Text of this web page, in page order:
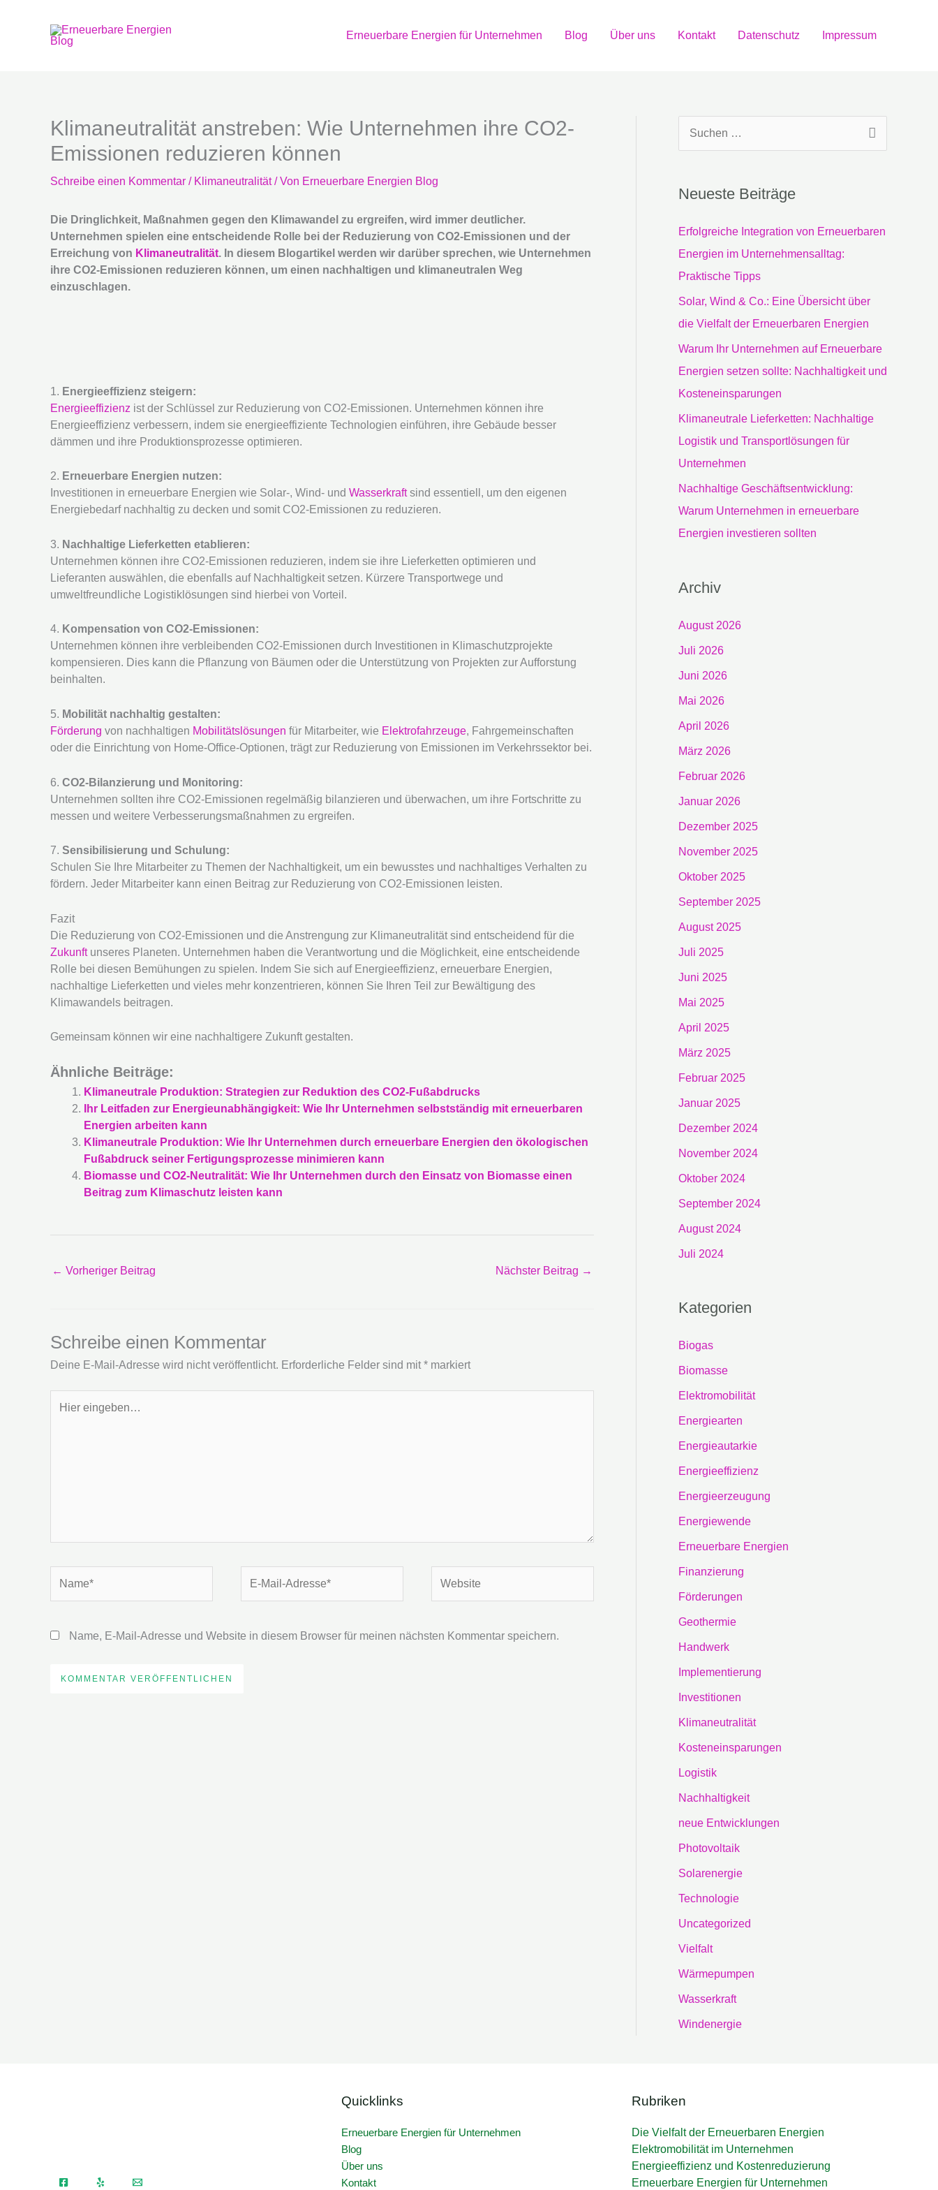
Erneuerbare Energien für Unternehmen Blog Über uns Kontakt Datenschutz Impressum
Klimaneutralität anstreben: Wie Unternehmen ihre CO2-
Emissionen reduzieren können
Schreibe einen Kommentar / Klimaneutralität/ Von Erneuerbare Energien Blog
Die Dringlichkeit, Maßnahmen gegen den Klimawandel zu ergreifen, wird immer deutlicher.
Unternehmen spielen eine entscheidende Rolle bei der Reduzierung von CO2-Emissionen und der
Erreichung von Klimaneutralität. In diesem Blogartikel werden wir darüber sprechen, wie Unternehmen
ihre CO2-Emissionen reduzieren können, um einen nachhaltigen und klimaneutralen Weg
einzuschlagen.
1. Energieeffizienz steigern:
Energieeffizienz ist der Schlüssel zur Reduzierung von CO2-Emissionen. Unternehmen können ihre
Energieeffizienz verbessern, indem sie energieeffiziente Technologien einführen, ihre Gebäude besser
dämmen und ihre Produktionsprozesse optimieren.
2. Erneuerbare Energien nutzen:
Investitionen in erneuerbare Energien wie Solar-, Wind- und Wasserkraftsind essentiell, um den eigenen
Energiebedarf nachhaltig zu decken und somit CO2-Emissionen zu reduzieren.
3. Nachhaltige Lieferketten etablieren:
Unternehmen können ihre CO2-Emissionen reduzieren, indem sie ihre Lieferketten optimieren und
Lieferanten auswählen, die ebenfalls auf Nachhaltigkeit setzen. Kürzere Transportwege und
umweltfreundliche Logistiklösungen sind hierbei von Vorteil.
4. Kompensation von CO2-Emissionen:
Unternehmen können ihre verbleibenden CO2-Emissionen durch Investitionen in Klimaschutzprojekte
kompensieren. Dies kann die Pflanzung von Bäumen oder die Unterstützung von Projekten zur Aufforstung
beinhalten.
5. Mobilität nachhaltig gestalten:
Förderung von nachhaltigen Mobilitätslösungen für Mitarbeiter, wie Elektrofahrzeuge, Fahrgemeinschaften
oder die Einrichtung von Home-Office-Optionen, trägt zur Reduzierung von Emissionen im Verkehrssektor bei.
6. CO2-Bilanzierung und Monitoring:
Unternehmen sollten ihre CO2-Emissionen regelmäßig bilanzieren und überwachen, um ihre Fortschritte zu
messen und weitere Verbesserungsmaßnahmen zu ergreifen.
7. Sensibilisierung und Schulung:
Schulen Sie Ihre Mitarbeiter zu Themen der Nachhaltigkeit, um ein bewusstes und nachhaltiges Verhalten zu
fördern. Jeder Mitarbeiter kann einen Beitrag zur Reduzierung von CO2-Emissionen leisten.
Fazit
Die Reduzierung von CO2-Emissionen und die Anstrengung zur Klimaneutralität sind entscheidend für die
Zukunftunseres Planeten. Unternehmen haben die Verantwortung und die Möglichkeit, eine entscheidende
Rolle bei diesen Bemühungen zu spielen. Indem Sie sich auf Energieeffizienz, erneuerbare Energien,
nachhaltige Lieferketten und vieles mehr konzentrieren, können Sie Ihren Teil zur Bewältigung des
Klimawandels beitragen.
Gemeinsam können wir eine nachhaltigere Zukunft gestalten.
Ähnliche Beiträge:
Klimaneutrale Produktion: Strategien zur Reduktion des CO2-Fußabdrucks
Ihr Leitfaden zur Energieunabhängigkeit: Wie Ihr Unternehmen selbstständig mit erneuerbaren
Energien arbeiten kann
Klimaneutrale Produktion: Wie Ihr Unternehmen durch erneuerbare Energien den ökologischen
Fußabdruck seiner Fertigungsprozesse minimieren kann
Biomasse und CO2-Neutralität: Wie Ihr Unternehmen durch den Einsatz von Biomasse einen
Beitrag zum Klimaschutz leisten kann
← Vorheriger Beitrag Nächster Beitrag →
Schreibe einen Kommentar
Deine E-Mail-Adresse wird nicht veröffentlicht. Erforderliche Felder sind mit * markiert
eingeben…
Mail-
Name, E-Mail-Adresse und Website in diesem Browser für meinen nächsten Kommentar speichern.
e
n
n
Neueste Beiträge
Erfolgreiche Integration von Erneuerbaren
Energien im Unternehmensalltag:
Praktische Tipps
Solar, Wind & Co.: Eine Übersicht über
die Vielfalt der Erneuerbaren Energien
Warum Ihr Unternehmen auf Erneuerbare
Energien setzen sollte: Nachhaltigkeit und
Kosteneinsparungen
Klimaneutrale Lieferketten: Nachhaltige
Logistik und Transportlösungen für
Unternehmen
Nachhaltige Geschäftsentwicklung:
Warum Unternehmen in erneuerbare
Energien investieren sollten
Archiv
August 2026
Juli 2026
Juni 2026
Mai 2026
April 2026
März 2026
Februar 2026
Januar 2026
Dezember 2025
November 2025
Oktober 2025
September 2025
August 2025
Juli 2025
Juni 2025
Mai 2025
April 2025
März 2025
Februar 2025
Januar 2025
Dezember 2024
November 2024
Oktober 2024
September 2024
August 2024
Juli 2024
Kategorien
Biogas
Biomasse
Elektromobilität
Energiearten
Energieautarkie
Energieeffizienz
Energieerzeugung
Energiewende
Erneuerbare Energien
Finanzierung
Förderungen
Geothermie
Handwerk
Implementierung
Investitionen
Klimaneutralität
Kosteneinsparungen
Logistik
Nachhaltigkeit
neue Entwicklungen
Photovoltaik
Solarenergie
Technologie
Uncategorized
Vielfalt
Wärmepumpen
Wasserkraft
Windenergie
Quicklinks
Erneuerbare Energien für Unternehmen
Blog
Über uns
Kontakt
Rubriken
Die Vielfalt der Erneuerbaren Energien
Elektromobilität im Unternehmen
Energieeffizienz und Kostenreduzierung
Erneuerbare Energien für Unternehmen